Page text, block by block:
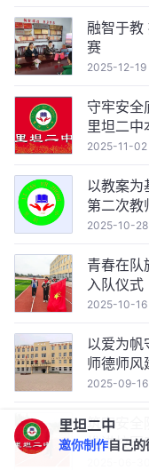
融智于
赛
2025-12-19
守牢安
里坦二
2025-11-02
以教案
第二次教
2025-10-28
青春在
入队仪式
2025-10-16
以爱为
师德师风
2025-09-16
筑牢安
推进校园
里坦二中
邀你制作 自己